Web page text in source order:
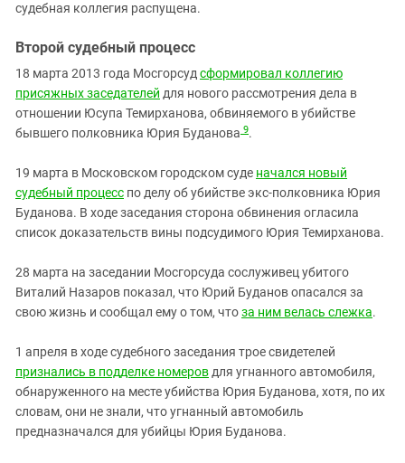
судебная коллегия распущена.
Второй судебный процесс
18 марта 2013 года Мосгорсуд сформировал коллегию
присяжных заседателей для нового рассмотрения дела в
отношении Юсупа Темирханова, обвиняемого в убийстве
бывшего полковника Юрия Буданова 9.
19 марта в Московском городском суде начался новый
судебный процесс по делу об убийстве экс-полковника Юрия
Буданова. В ходе заседания сторона обвинения огласила
список доказательств вины подсудимого Юрия Темирханова.
28 марта на заседании Мосгорсуда сослуживец убитого
Виталий Назаров показал, что Юрий Буданов опасался за
свою жизнь и сообщал ему о том, чтоза ним велась слежка.
1 апреля в ходе судебного заседания трое свидетелей
признались в подделке номеров для угнанного автомобиля,
обнаруженного на месте убийства Юрия Буданова, хотя, по их
словам, они не знали, что угнанный автомобиль
предназначался для убийцы Юрия Буданова.